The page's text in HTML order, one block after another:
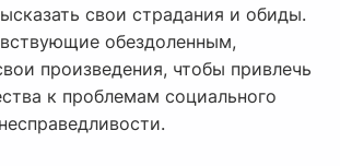
свои страдания и обиды.
обездоленным,
произведения, чтобы привлечь
к проблемам социального